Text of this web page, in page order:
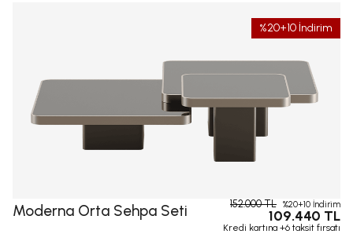
%20+10 İndirim
Moderna Orta Sehpa Seti 152.000 TL %20+10 İndirim
109.440 TL
Kredi kartına +6 taksit fırsatı